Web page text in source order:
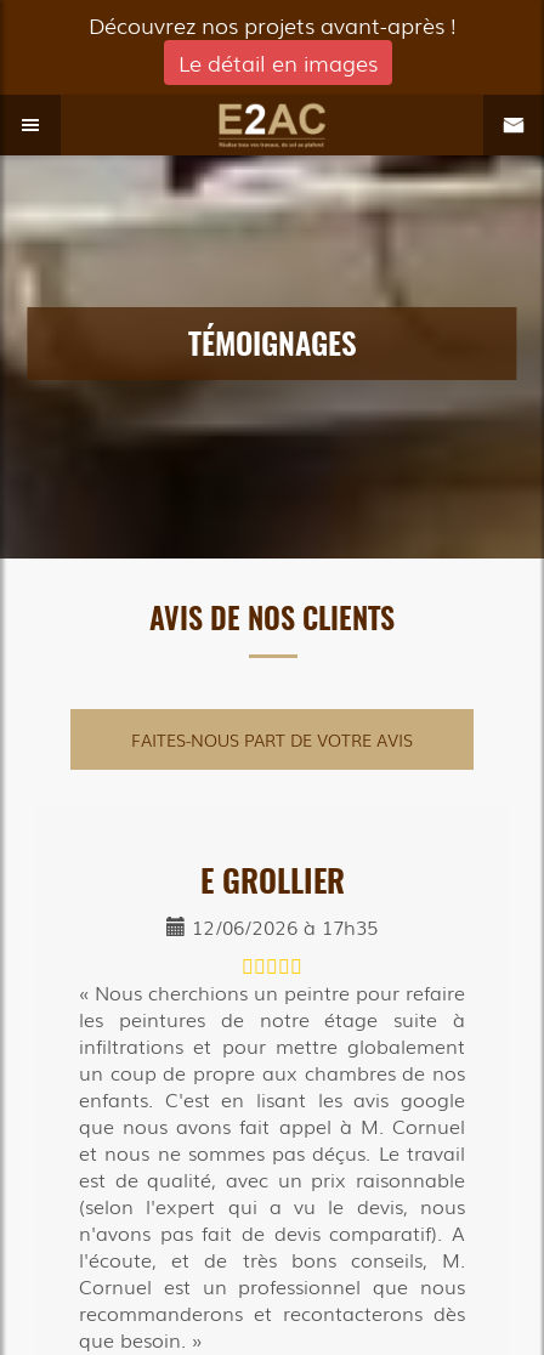
Découvrez nos projets avant-après !
Le détail en images
TÉMOIGNAGES
AVIS DE NOS CLIENTS
FAITES-NOUS PART DE VOTRE AVIS
E GROLLIER
12/06/2026 à 17h35
Nous cherchions un peintre pour refaire
les peintures de notre étage suite à
infiltrations et pour mettre globalement
un coup de propre aux chambres de nos
enfants. C'est en lisant les avis google
que nous avons fait appel à M. Cornuel
et nous ne sommes pas déçus. Le travail
est de qualité, avec un prix raisonnable
(selon l'expert qui a vu le devis, nous
n'avons pas fait de devis comparatif). A
l'écoute, et de très bons conseils, M.
Cornuel est un professionnel que nous
recommanderons et recontacterons dès
que besoin.